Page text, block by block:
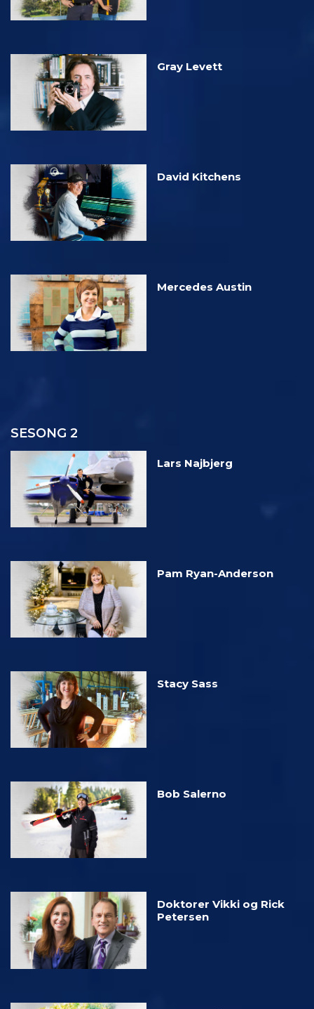
Gray Levett
David Kitchens
Mercedes Austin
SESONG 2
Lars Najbjerg
Pam Ryan-Anderson
Stacy Sass
Bob Salerno
Doktorer Vikki og Rick
Petersen